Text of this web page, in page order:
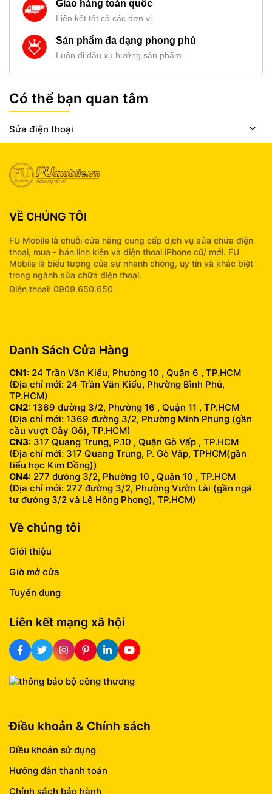
Giao hàng toàn quốc
Liên kết tất cả các đơn vị
Sản phẩm đa dạng phong phú
Luôn đi đầu xu hướng sản phẩm
Có thể bạn quan tâm
Sửa điện thoại
VỀ CHÚNG TÔI
FU Mobile là chuỗi cửa hàng cung cấp dịch vụ sửa chữa điện
thoại, mua - bán linh kiện và điện thoại iPhone cũ/ mới. FU
Mobile là biểu tượng của sự nhanh chóng, uy tín và khác biệt
trong ngành sửa chữa điện thoại.
Điện thoại: 0909.650.650
Danh Sách Cửa Hàng
CN1: 24 Trần Văn Kiểu, Phường 10 , Quận 6 , TP.HCM
(Địa chỉ mới: 24 Trần Văn Kiểu, Phường Bình Phú,
TP.HCM)
CN2: 1369 đường 3/2, Phường 16 , Quận 11 , TP.HCM
(Địa chỉ mới: 1369 đường 3/2, Phường Minh Phụng (gần
cầu vượt Cây Gõ), TP.HCM)
CN3: 317 Quang Trung, P.10 , Quận Gò Vấp , TP.HCM
(Địa chỉ mới: 317 Quang Trung, P. Gò Vấp, TPHCM(gần
tiểu học Kim Đồng))
CN4: 277 đường 3/2, Phường 10 , Quận 10 , TP.HCM
(Địa chỉ mới: 277 đường 3/2, Phường Vườn Lài (gần ngã
tư đường 3/2 và Lê Hồng Phong), TP.HCM)
Về chúng tôi
Giới thiệu
Giờ mở cửa
Tuyển dụng
Liên kết mạng xã hội
Điều khoản & Chính sách
Điều khoản sử dụng
Hướng dẫn thanh toán
Chính sách bảo hành